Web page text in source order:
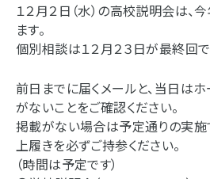
１２月２日（水）の高校説明会は
ます。
個別相談は１２月２３日が最終回で
前日までに届くメールと、当日は
がないことをご確認ください。
掲載がない場合は予定通りの実施
上履きを必ずご持参ください。
（時間は予定です）